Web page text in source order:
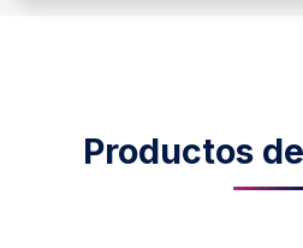
Productos